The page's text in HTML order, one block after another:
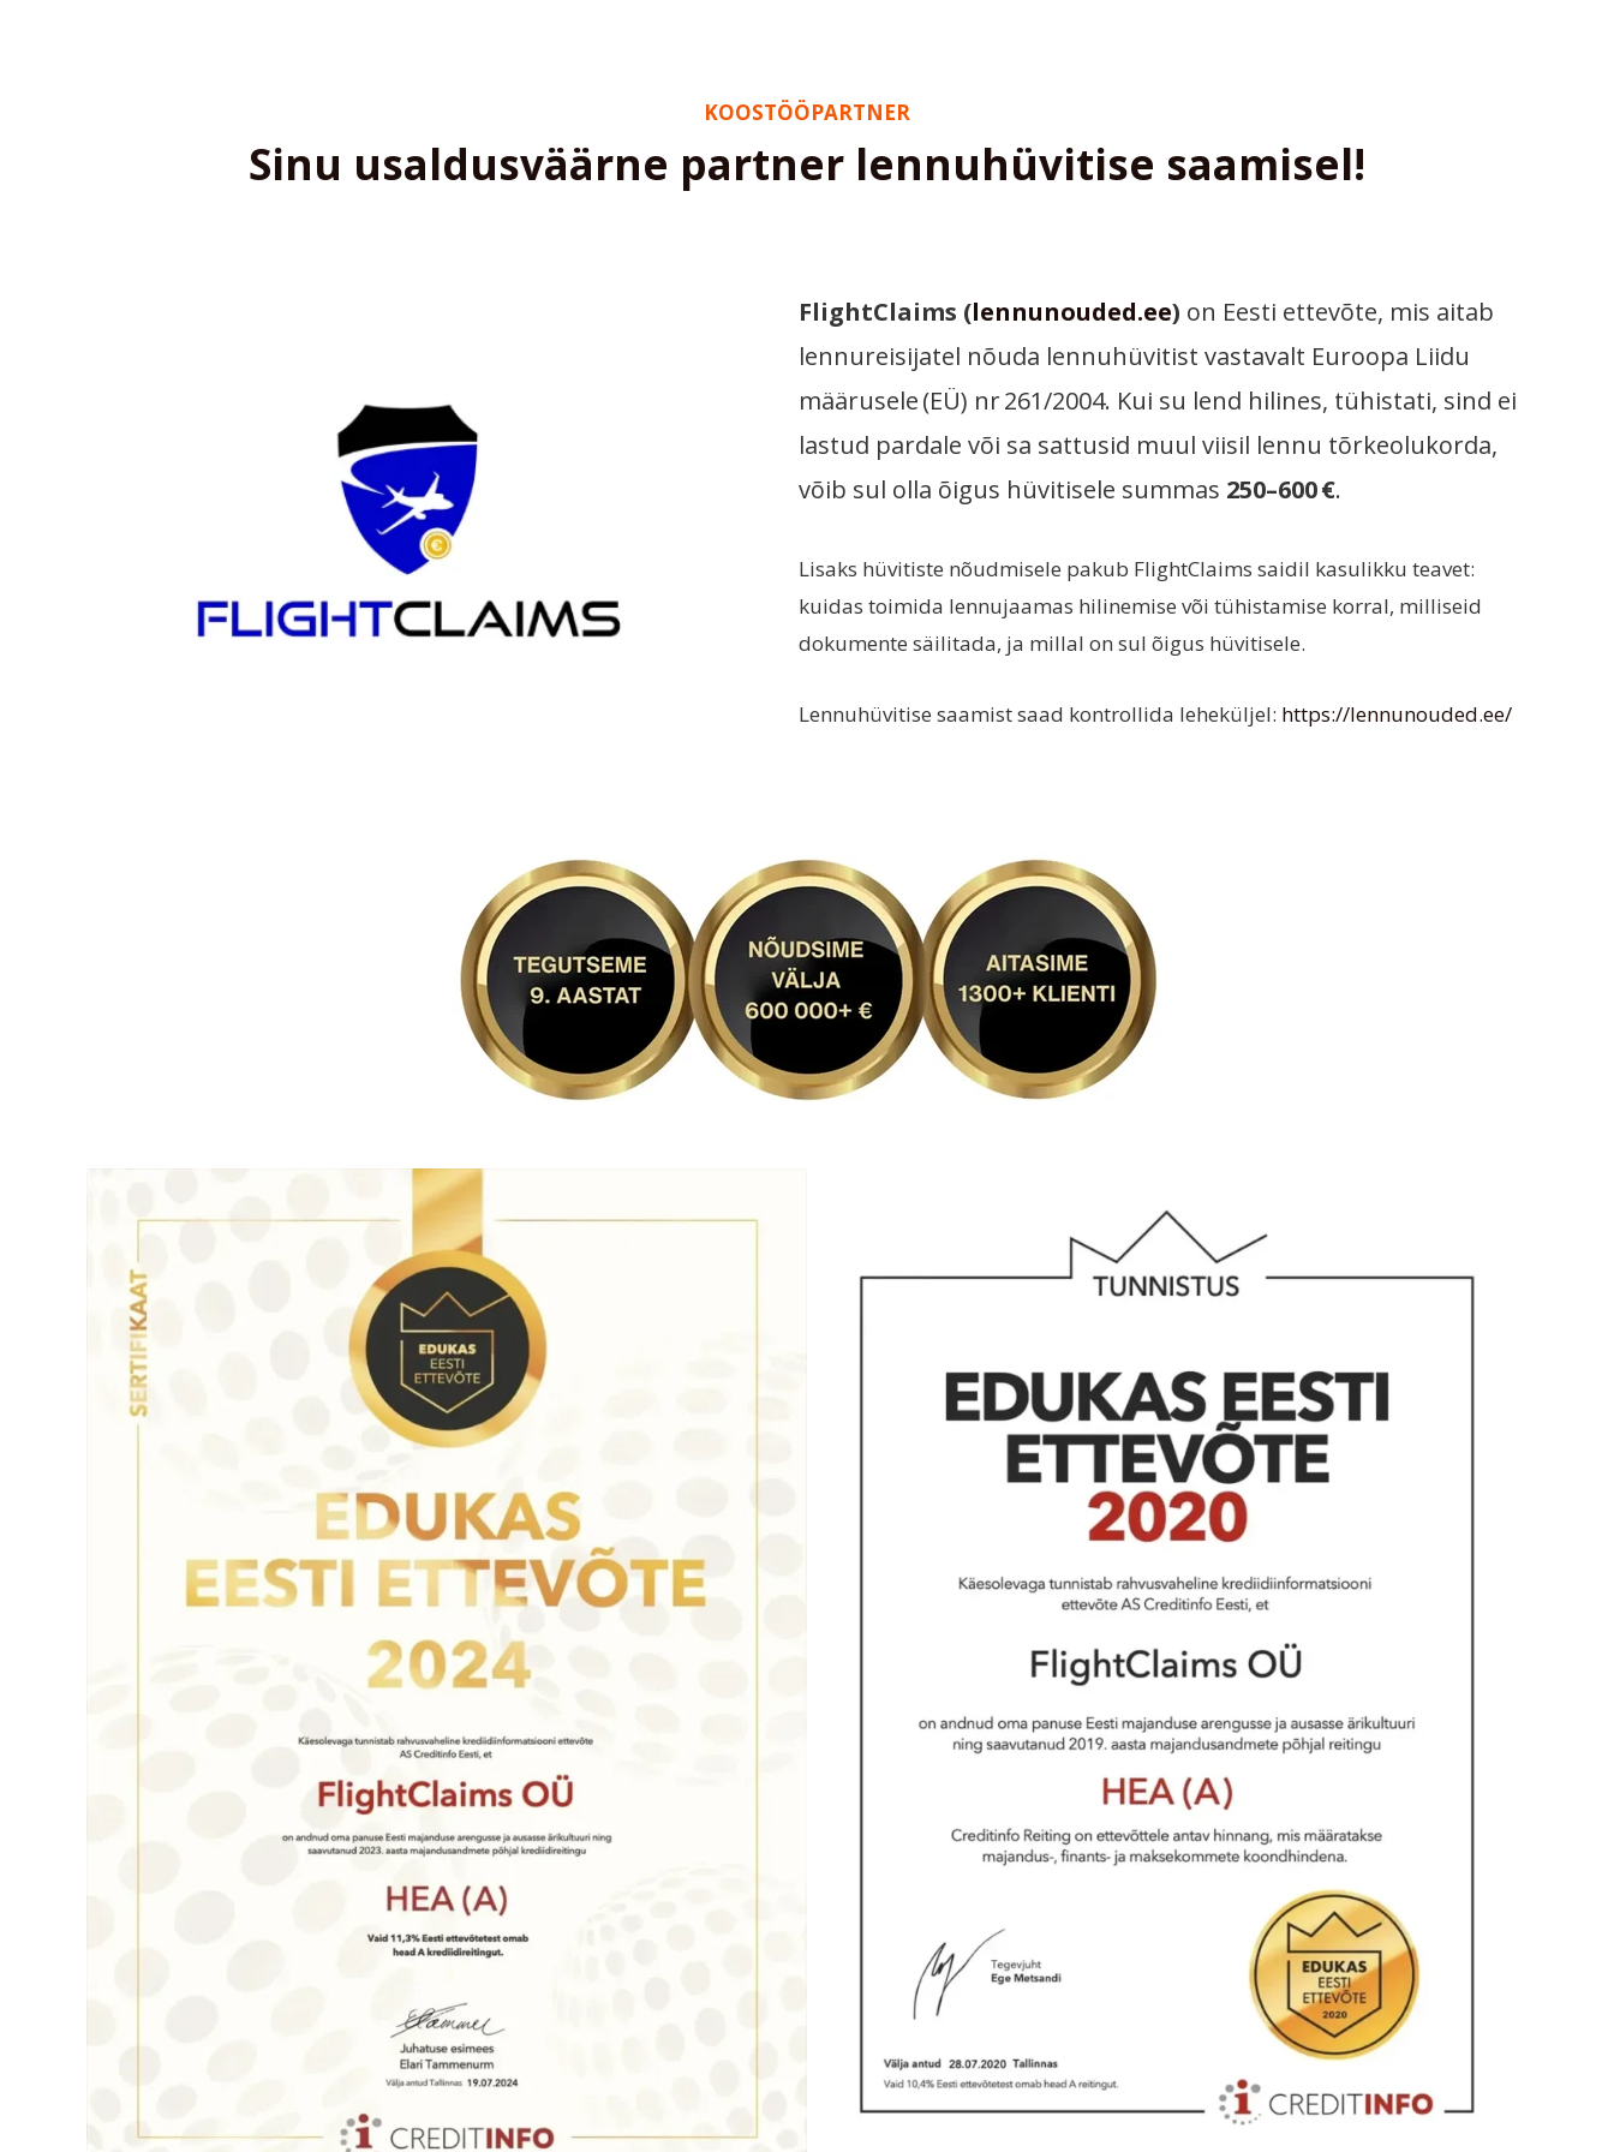
KOOSTÖÖPARTNER
Sinu usaldusväärne partner lennuhüvitise saamisel!
FlightClaims (lennunouded.ee) on Eesti ettevõte, mis aitab
lennureisijatel nõuda lennuhüvitist vastavalt Euroopa Liidu
määrusele (EÜ) nr 261/2004. Kui su lend hilines, tühistati, sind ei
lastud pardale või sa sattusid muul viisil lennu tõrkeolukorda,
võib sul olla õigus hüvitisele summas 250–600 €.
Lisaks hüvitiste nõudmisele pakub FlightClaims saidil kasulikku teavet:
kuidas toimida lennujaamas hilinemise või tühistamise korral, milliseid
dokumente säilitada, ja millal on sul õigus hüvitisele.
Lennuhüvitise saamist saad kontrollida leheküljel: https://lennunouded.ee/